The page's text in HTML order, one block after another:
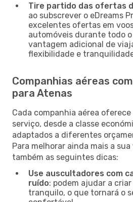
Tire partido das ofertas
ao subscrever o eDreams
excelentes ofertas em
automóveis durante todo o
vantagem adicional de
flexibilidade e
Companhias aéreas
para Atenas
Cada companhia aérea
serviço, desde a classe
adaptados a diferentes
Para melhorar ainda mais a
também as seguintes dicas:
Use auscultadores com
ruído: podem ajudar a
tranquilo, o que tornará o